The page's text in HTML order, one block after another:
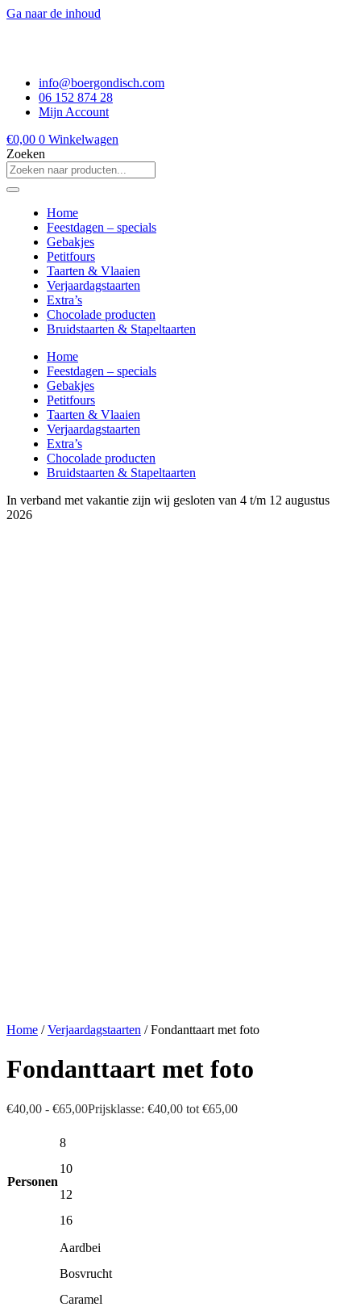
Ga naar de inhoud
info@boergondisch.com
06 152 874 28
Mijn Account
€0,00 0 Winkelwagen
Zoeken
Home
Feestdagen – specials
Gebakjes
Petitfours
Taarten & Vlaaien
Verjaardagstaarten
Extra’s
Chocolade producten
Bruidstaarten & Stapeltaarten
Home
Feestdagen – specials
Gebakjes
Petitfours
Taarten & Vlaaien
Verjaardagstaarten
Extra’s
Chocolade producten
Bruidstaarten & Stapeltaarten
In verband met vakantie zijn wij gesloten van 4 t/m 12 augustus
2026
Home /Verjaardagstaarten / Fondanttaart met foto
Fondanttaart met foto
€40,00 - €65,00Prijsklasse: €40,00 tot €65,00
Personen
8
10
12
16
Aardbei
Bosvrucht
Caramel